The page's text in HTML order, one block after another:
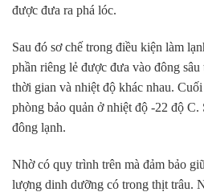
được đưa ra phá lóc.
Sau đó sơ chế trong điều kiện làm
phần riêng lẻ được đưa vào đông
thời gian và nhiệt độ khác nhau.
phòng bảo quản ở nhiệt độ -22 độ C.
đông lạnh.
Nhờ có quy trình trên mà đảm bảo
lượng dinh dưỡng có trong thịt trâu.